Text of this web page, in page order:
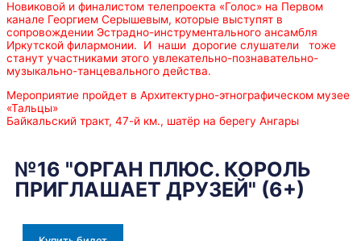
Новиковой и финалистом телепроекта «Голос» на Первом
канале Георгием Серышевым, которые выступят в
сопровождении Эстрадно-инструментального ансамбля
Иркутской филармонии. И наши дорогие слушатели тоже
станут участниками этого увлекательно-познавательно-
музыкально-танцевального действа.
Мероприятие пройдет в Архитектурно-этнографическом музее
«Тальцы»
Байкальский тракт, 47-й км., шатёр на берегу Ангары
№16 "ОРГАН ПЛЮС. КОРОЛЬ
ПРИГЛАШАЕТ ДРУЗЕЙ" (6+)